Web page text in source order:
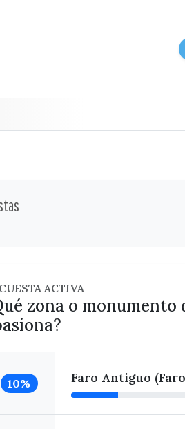
ACTIVA
zona o monumento
10% Faro Antiguo